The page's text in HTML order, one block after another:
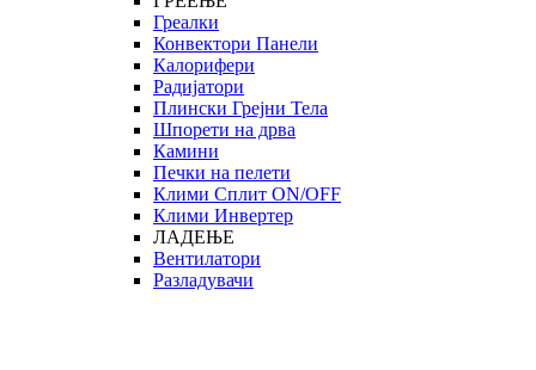
Греалки
Конвектори Панели
Калорифери
Радијатори
Плински Грејни Тела
Шпорети на дрва
Камини
Печки на пелети
Клими Сплит ON/OFF
Клими Инвертер
ЛАДЕЊЕ
Вентилатори
Разладувачи